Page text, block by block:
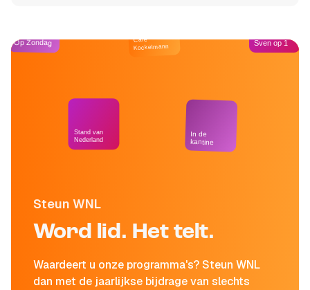
Steun WNL
Word lid. Het telt.
Waardeert u onze programma's? Steun WNL
dan met de jaarlijkse bijdrage van slechts
Op Zondag
Stand van
Nederland
Café
Kockelmann
In de
kantine
Sven op 1